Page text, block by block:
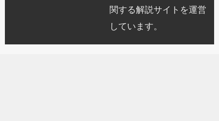
関する解説サイトを運営
しています。